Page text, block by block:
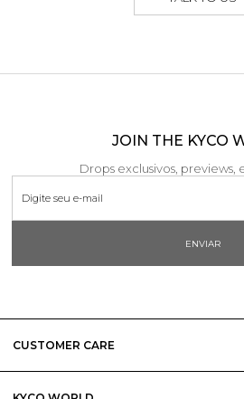
JOIN THE KYCO
Drops exclusivos, previews,
ENVIAR
CUSTOMER CARE